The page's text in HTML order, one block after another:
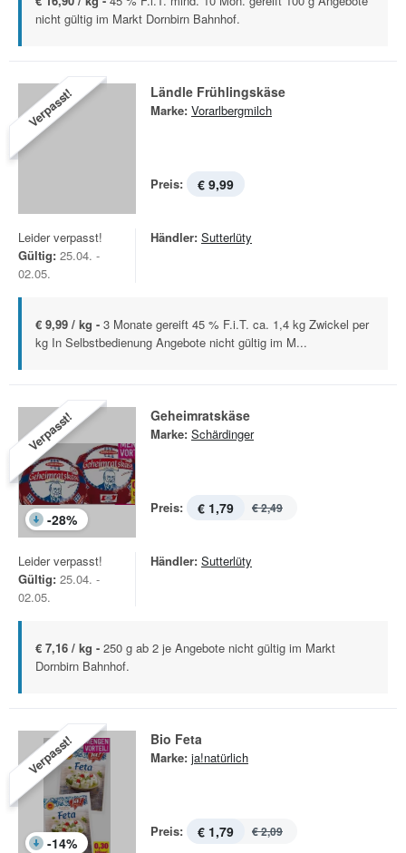
nicht gültig im Markt Dornbirn Bahnhof.
Verpasst! Ländle Frühlingskäse
Marke: Vorarlbergmilch
Preis: € 9,99
Leider verpasst!
Gültig: 25.04. -
02.05.
Händler: Sutterlüty
€ 9,99 / kg - 3 Monate gereift 45 % F.i.T. ca. 1,4 kg Zwickel per
kg In Selbstbedienung Angebote nicht gültig im M...
Verpasst!
-28%
Geheimratskäse
Marke: Schärdinger
Preis: € 1,79 € 2,49
Leider verpasst!
Gültig: 25.04. -
02.05.
Händler: Sutterlüty
€ 7,16 / kg - 250 g ab 2 je Angebote nicht gültig im Markt
Dornbirn Bahnhof.
Verpasst!
-14%
Bio Feta
Marke: ja!natürlich
Preis: € 1,79 € 2,09